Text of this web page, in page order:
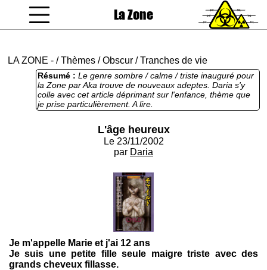
La Zone
LA ZONE - /Thèmes /Obscur /Tranches de vie
Résumé : Le genre sombre / calme / triste inauguré pour
la Zone par Aka trouve de nouveaux adeptes. Daria s'y
colle avec cet article déprimant sur l'enfance, thème que
je prise particulièrement. A lire.
L'âge heureux
Le 23/11/2002
par Daria
Je m'appelle Marie et j'ai 12 ans
Je suis une petite fille seule maigre triste avec des
grands cheveux fillasse.